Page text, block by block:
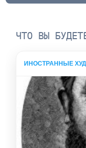
ЧТО ВЫ
ИНОСТРАННЫЕ